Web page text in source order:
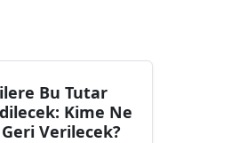
Bingöl
Bu Tutar
Kime Ne
Verilecek?